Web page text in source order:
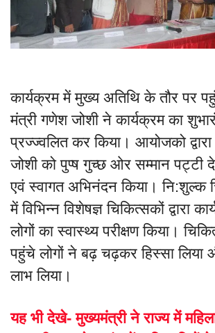
कार्यक्रम में मुख्य अतिथि के तौर पर
मंत्री गणेश जोशी ने कार्यक्रम का
प्रज्ज्वलित कर किया। आयोजको
जोशी को पुप्ष गुच्छ ओर सम्मान पट्टी
एवं स्वागत अभिनंदन किया। नि:शुल्क
में विभिन्न विशेषज्ञ चिकित्सकों द्वारा
लोगों का स्वास्थ्य परीक्षण किया।
पहुंचे लोगों ने बढ़ चढ़कर हिस्सा लिया
लाभ लिया।
यह भी देखे- मुख्यमंत्री ने राज्य में